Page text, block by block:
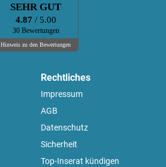
SEHR GUT
4.87 / 5.00
30 Bewertungen
Hinweis zu den Bewertungen
Rechtliches
Impressum
AGB
Datenschutz
Sicherheit
Top-Inserat kündigen